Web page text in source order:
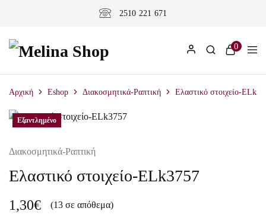
2510 221 671
0
Αρχική Eshop Διακοσμητικά-Ραπτική Ελαστικό στοιχείο-
Διακοσμητικά-Ραπτική
Ελαστικό στοιχείο-ELk3757
1,30€ (13 σε απόθεμα)
Εξαντλημένο